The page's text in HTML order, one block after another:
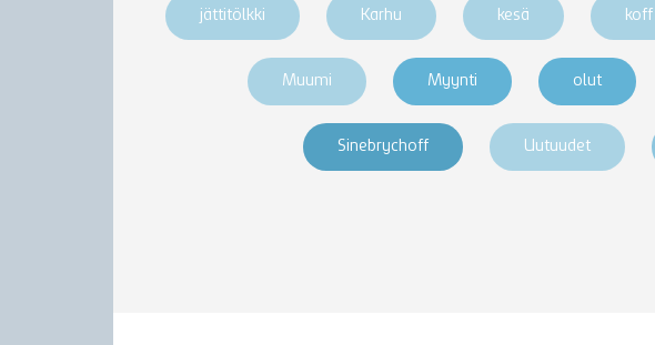
jättitölkki Karhu kesä koff
Muumi Myynti olut
Sinebrychoff Uutuudet